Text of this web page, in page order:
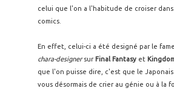
celui que l'on a l'habitude de croiser
comics.
En effet, celui-ci a été designé par le
chara-designersur Final Fantasy et
que l'on puisse dire, c'est que le
vous désormais de crier au génie ou à la